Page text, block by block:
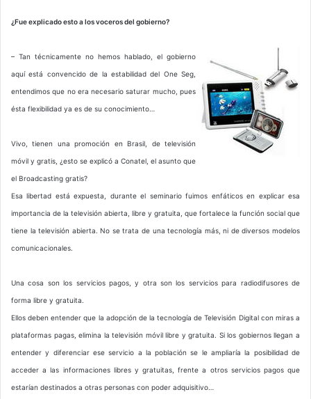
¿Fue explicado esto a los voceros del gobierno?
– Tan técnicamente no hemos hablado, el gobierno
aquí está convencido de la estabilidad del One Seg,
entendimos que no era necesario saturar mucho, pues
ésta flexibilidad ya es de su conocimiento…
Vivo, tienen una promoción en Brasil, de televisión
móvil y gratis, ¿esto se explicó a Conatel, el asunto que
el Broadcasting gratis?
Esa libertad está expuesta, durante el seminario fuimos enfáticos en explicar esa
importancia de la televisión abierta, libre y gratuita, que fortalece la función social que
tiene la televisión abierta. No se trata de una tecnología más, ni de diversos modelos
comunicacionales.
Una cosa son los servicios pagos, y otra son los servicios para radiodifusores de
forma libre y gratuita.
Ellos deben entender que la adopción de la tecnología de Televisión Digital con miras a
plataformas pagas, elimina la televisión móvil libre y gratuita. Si los gobiernos llegan a
entender y diferenciar ese servicio a la población se le ampliaría la posibilidad de
acceder a las informaciones libres y gratuitas, frente a otros servicios pagos que
estarían destinados a otras personas con poder adquisitivo…